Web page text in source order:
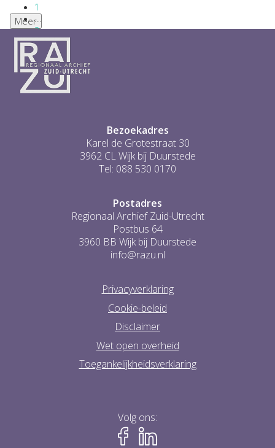
1
...
2
3
4
5
6
...
Meer
Bezoekadres
Karel de Grotestraat 30
3962 CL Wijk bij Duurstede
Tel: 088 530 0170
Postadres
Regionaal Archief Zuid-Utrecht
Postbus 64
3960 BB Wijk bij Duurstede
info@razu.nl
Privacyverklaring
Cookie-beleid
Disclaimer
Wet open overheid
Toegankelijkheidsverklaring
Volg ons: